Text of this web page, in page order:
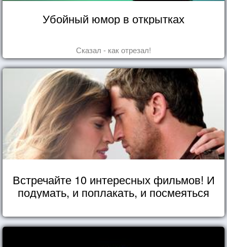
Убойный юмор в открытках
Сказал - как отрезал!
Встречайте 10 интересных фильмов! И
подумать, и поплакать, и посмеяться